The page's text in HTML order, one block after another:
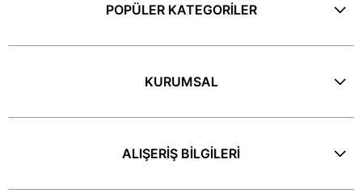
POPÜLER KATEGORİLER
KURUMSAL
ALIŞERİŞ BİLGİLERİ